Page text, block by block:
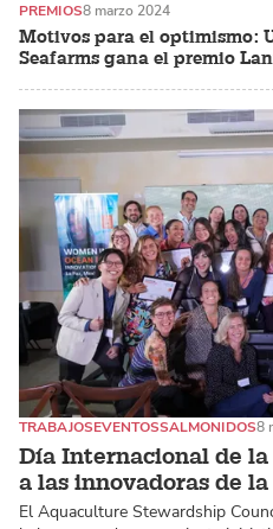
Motivos para el optimismo:
Seafarms gana el premio
PREMIOS8 marzo 2024
Día Internacional de
a las innovadoras de
TRABAJOSEVENTOSSALMONIDOS8
El Aquaculture Stewardship